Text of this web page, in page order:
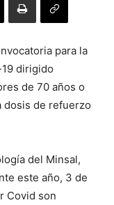
para la
dirigido
de 70 años o
dosis de refuerzo
del Minsal,
este año, 3 de
Covid son